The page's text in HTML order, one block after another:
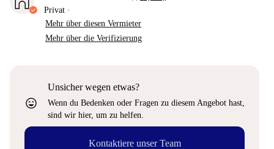
Privat ·
Mehr über diesen Vermieter
Mehr über die Verifizierung
sentiment_very_satisfied
Unsicher wegen etwas?
Wenn du Bedenken oder Fragen zu diesem Angebot hast,
sind wir hier, um zu helfen.
Kontaktiere unser Team